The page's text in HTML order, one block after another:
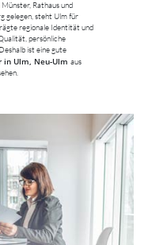
Rathaus und
gelegen, steht Ulm für
regionale Identität und
persönliche
ist eine gute
Ulm, Neu-Ulm aus